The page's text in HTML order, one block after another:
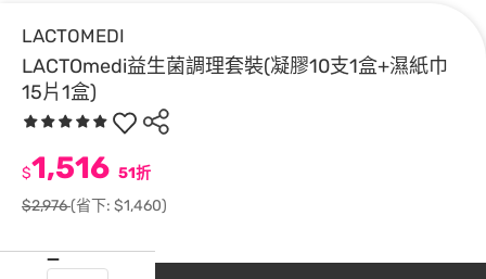
LACTOMEDI
LACTOmedi益生菌調理套裝(凝膠10支1盒+濕紙巾
15片1盒)
$1,516 51折
$2,976(省下: $1,460)